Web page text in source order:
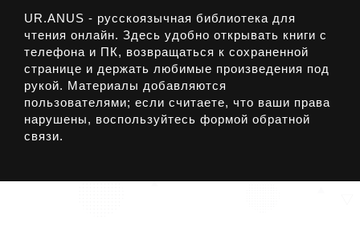
UR.ANUS - русскоязычная библиотека для
чтения онлайн. Здесь удобно открывать книги с
телефона и ПК, возвращаться к сохраненной
странице и держать любимые произведения под
рукой. Материалы добавляются
пользователями; если считаете, что ваши права
нарушены, воспользуйтесь формой обратной
связи.